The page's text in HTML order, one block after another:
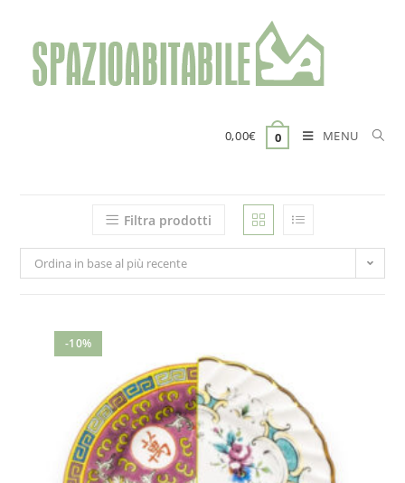
contenuto
0,00€ 0 MENU
Filtra prodotti
Ordina in base al più recente
-10%